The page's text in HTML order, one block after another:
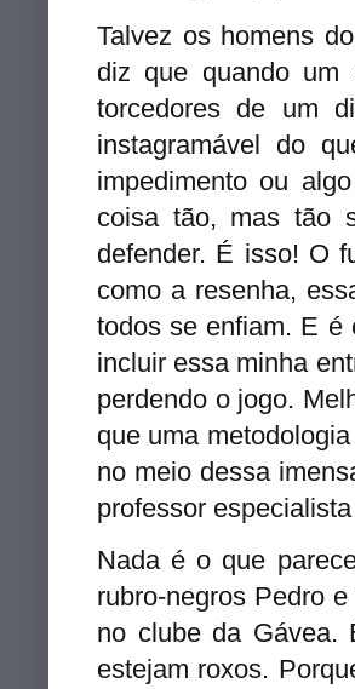
Talvez os homens
diz que quando um
torcedores de um
instagramável do
impedimento ou
coisa tão, mas tão
defender. É isso! O
como a resenha,
todos se enfiam. E é
incluir essa minha
perdendo o jogo.
que uma
no meio dessa
professor
Nada é o que
rubro-negros Pedro
no clube da Gávea.
estejam roxos.